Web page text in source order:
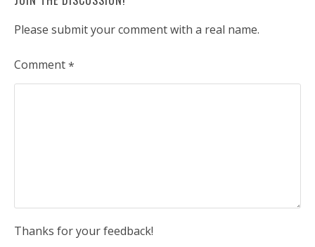
Please submit your comment with a real name.
Comment*
Thanks for your feedback!